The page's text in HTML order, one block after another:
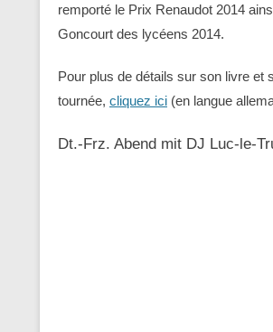
remporté le Prix Renaudot 2014
Goncourt des lycéens 2014.
Pour plus de détails sur son livre et
tournée, cliquez ici (en langue
Dt.-Frz. Abend mit DJ Luc-le-